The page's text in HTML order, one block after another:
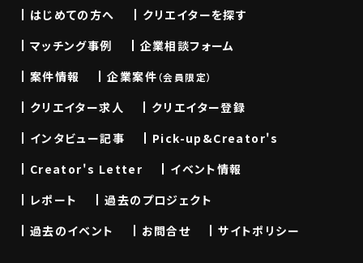
はじめての方へ
クリエイターを探す
マッチング事例
企業相談フォーム
案件情報
企業案件（会員限定）
クリエイター求人
クリエイター登録
インタビュー記事
Pick-up&Creator's
Creator's Letter
イベント情報
レポート
過去のプロジェクト
過去のイベント
お問合せ サイトポリシー